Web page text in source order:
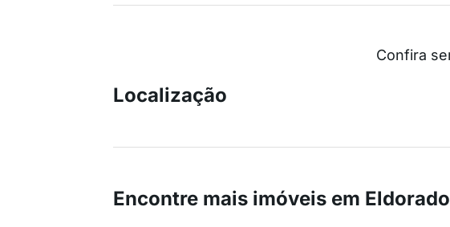
Localização
Confira
Encontre mais imóveis em Eldorado